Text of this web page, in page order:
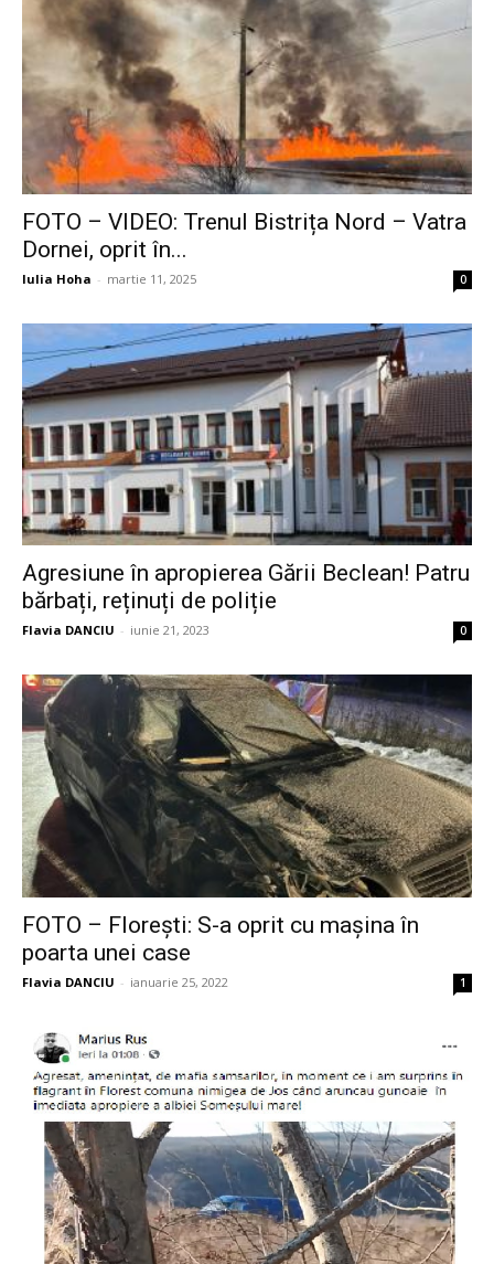
FOTO – VIDEO: Trenul Bistrița Nord – Vatra
Dornei, oprit în...
Iulia Hoha - martie 11, 2025 0
Agresiune în apropierea Gării Beclean! Patru
bărbați, reținuți de poliție
Flavia DANCIU - iunie 21, 2023 0
FOTO – Florești: S-a oprit cu mașina în
poarta unei case
Flavia DANCIU - ianuarie 25, 2022 1